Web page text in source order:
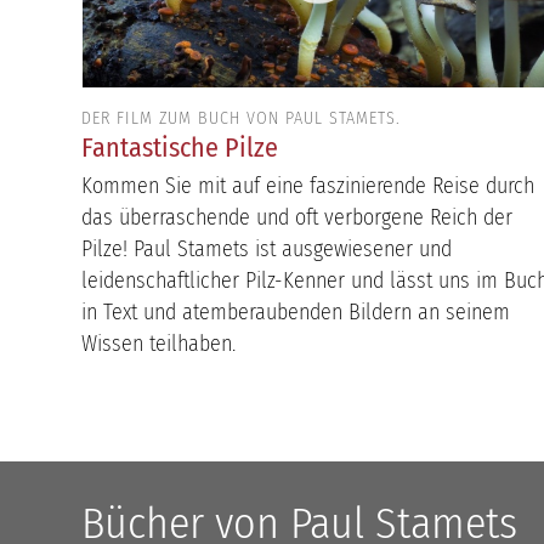
DER FILM ZUM BUCH VON PAUL STAMETS.
Fantastische Pilze
Kommen Sie mit auf eine faszinierende Reise durch
das überraschende und oft verborgene Reich der
Pilze! Paul Stamets ist ausgewiesener und
leidenschaftlicher Pilz-Kenner und lässt uns im
in Text und atemberaubenden Bildern an seinem
Wissen teilhaben.
Bücher von Paul Stamets